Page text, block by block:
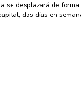
se desplazará de
dos días en